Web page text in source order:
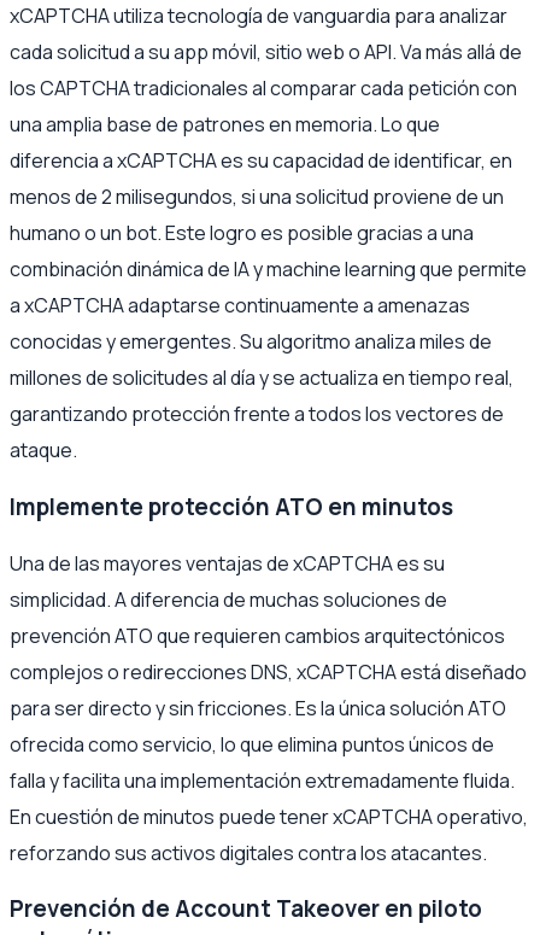
xCAPTCHA utiliza tecnología de vanguardia para analizar
cada solicitud a su app móvil, sitio web o API. Va más allá de
los CAPTCHA tradicionales al comparar cada petición con
una amplia base de patrones en memoria. Lo que
diferencia a xCAPTCHA es su capacidad de identificar, en
menos de 2 milisegundos, si una solicitud proviene de un
humano o un bot. Este logro es posible gracias a una
combinación dinámica de IA y machine learning que permite
a xCAPTCHA adaptarse continuamente a amenazas
conocidas y emergentes. Su algoritmo analiza miles de
millones de solicitudes al día y se actualiza en tiempo real,
garantizando protección frente a todos los vectores de
ataque.
Implemente protección ATO en minutos
Una de las mayores ventajas de xCAPTCHA es su
simplicidad. A diferencia de muchas soluciones de
prevención ATO que requieren cambios arquitectónicos
complejos o redirecciones DNS, xCAPTCHA está diseñado
para ser directo y sin fricciones. Es la única solución ATO
ofrecida como servicio, lo que elimina puntos únicos de
falla y facilita una implementación extremadamente fluida.
En cuestión de minutos puede tener xCAPTCHA operativo,
reforzando sus activos digitales contra los atacantes.
Prevención de Account Takeover en piloto